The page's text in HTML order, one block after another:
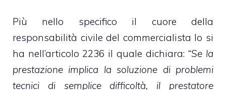
Più nello specifico il cuore della
responsabilità civile del commercialista lo si
ha nell’articolo 2236 il quale dichiara: “Se la
prestazione implica la soluzione di problemi
tecnici di semplice difficoltà, il prestatore